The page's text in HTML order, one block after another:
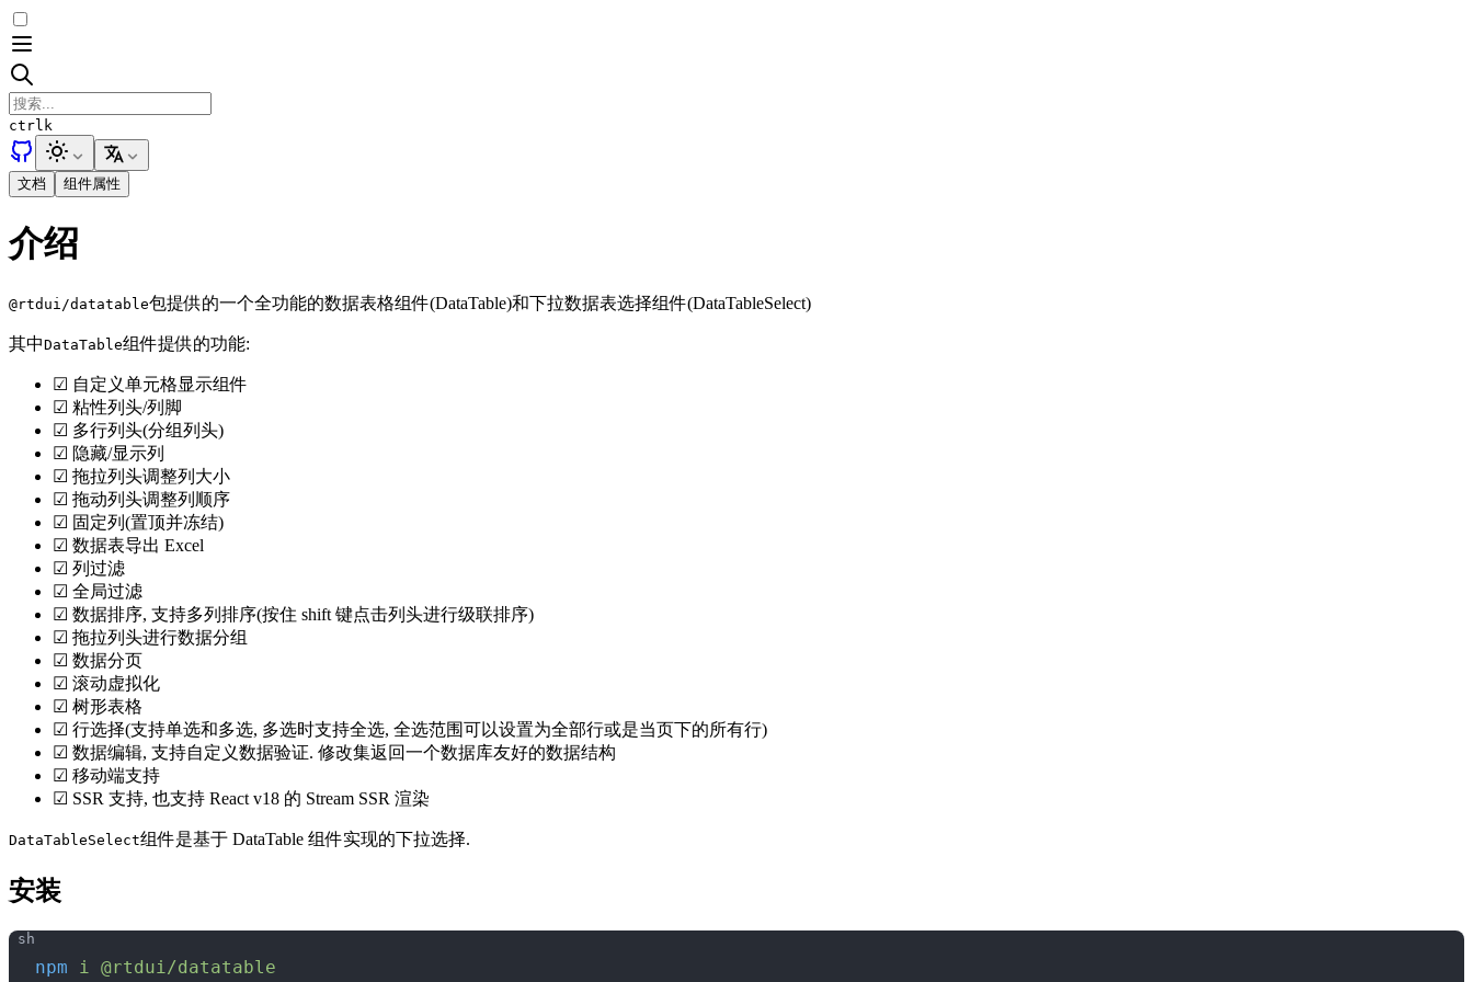
ctrl k
文档 组件属性
介绍
@rtdui/datatable包提供的一个全功能的数据表格组件(DataTable)和下拉数据表选择组件(DataTableSelect)
其中DataTable组件提供的功能:
☑ 自定义单元格显示组件
☑ 粘性列头/列脚
☑ 多行列头(分组列头)
☑ 隐藏/显示列
☑ 拖拉列头调整列大小
☑ 拖动列头调整列顺序
☑ 固定列(置顶并冻结)
☑ 数据表导出 Excel
☑ 列过滤
☑ 全局过滤
☑ 数据排序, 支持多列排序(按住 shift 键点击列头进行级联排序)
☑ 拖拉列头进行数据分组
☑ 数据分页
☑ 滚动虚拟化
☑ 树形表格
☑ 行选择(支持单选和多选, 多选时支持全选, 全选范围可以设置为全部行或是当页下的所有行)
☑ 数据编辑, 支持自定义数据验证. 修改集返回一个数据库友好的数据结构
☑ 移动端支持
☑ SSR 支持, 也支持 React v18 的 Stream SSR 渲染
DataTableSelect组件是基于 DataTable 组件实现的下拉选择.
安装
npm i @rtdui/datatable